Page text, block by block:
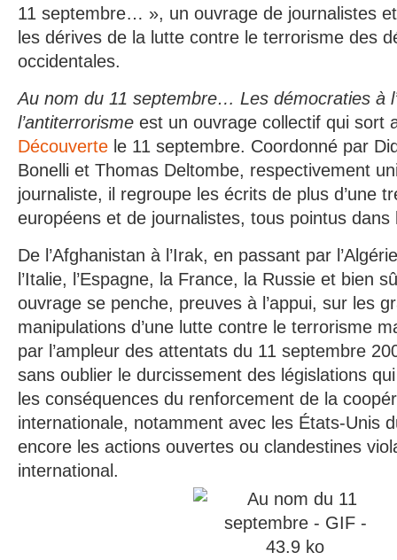
11 septembre… », un ouvrage de journalistes
les dérives de la lutte contre le terrorisme des
occidentales.
Au nom du 11 septembre… Les démocraties à
l’antiterrorisme est un ouvrage collectif qui sort
Découverte le 11 septembre. Coordonné par
Bonelli et Thomas Deltombe, respectivement
journaliste, il regroupe les écrits de plus d’une
européens et de journalistes, tous pointus dans
De l’Afghanistan à l’Irak, en passant par
l’Italie, l’Espagne, la France, la Russie et bien
ouvrage se penche, preuves à l’appui, sur les
manipulations d’une lutte contre le terrorisme
par l’ampleur des attentats du 11 septembre
sans oublier le durcissement des législations
les conséquences du renforcement de la
internationale, notamment avec les États-Unis
encore les actions ouvertes ou clandestines
international.